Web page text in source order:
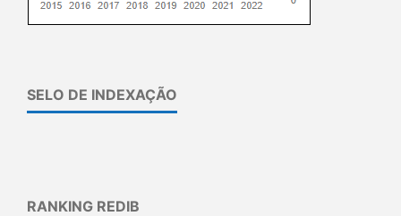
SELO DE INDEXAÇÃO
RANKING REDIB